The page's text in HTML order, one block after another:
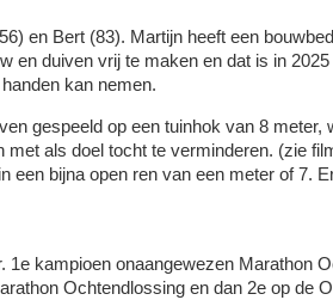
en Bert (83). Martijn heeft een
en duiven vrij te maken en dat is in
kan nemen.
gespeeld op een tuinhok van 8 meter,
met als doel tocht te verminderen. (zie
een bijna open ren van een meter of 7.
1e kampioen onaangewezen Marathon
Ochtendlossing en dan 2e op de